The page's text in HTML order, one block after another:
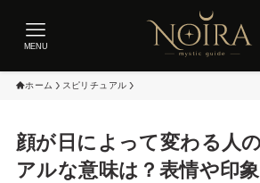
MENU
ホーム スピリチュアル
顔が日によって変わる人
アルな意味は？表情や印